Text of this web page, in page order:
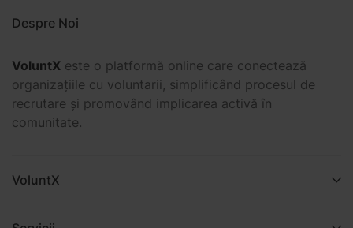
Despre Noi
VoluntX este o platformă online care conectează
organizațiile cu voluntarii, simplificând procesul de
recrutare și promovând implicarea activă în
comunitate.
VoluntX